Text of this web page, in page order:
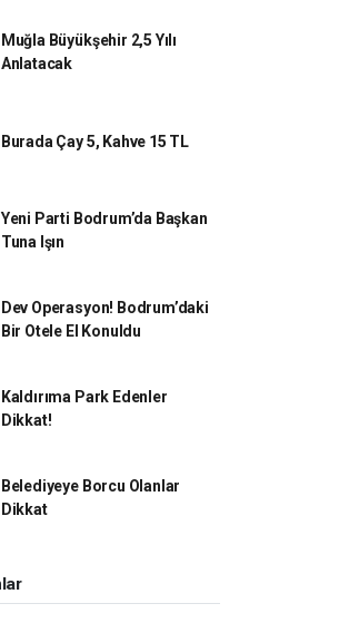
Muğla Büyükşehir 2,5 Yılı
Anlatacak
Burada Çay 5, Kahve 15 TL
Yeni Parti Bodrum’da Başkan
Tuna Işın
Dev Operasyon! Bodrum’daki
Bir Otele El Konuldu
Kaldırıma Park Edenler
Dikkat!
Belediyeye Borcu Olanlar
Dikkat